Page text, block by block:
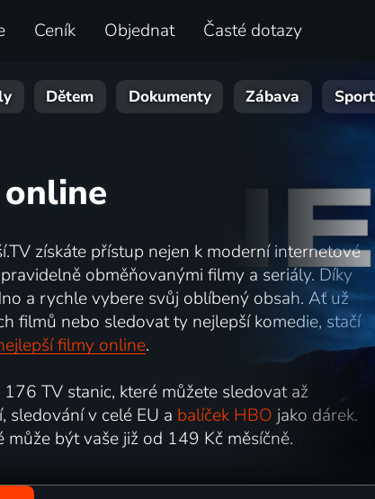
Ceník Objednat Časté dotazy
Dětem Dokumenty Zábava Sport
získáte přístup nejen k moderní internetové
obměňovanými filmy a seriály. Díky
a rychle vybere svůj oblíbený obsah. Ať už
filmů nebo sledovat ty nejlepší komedie, stačí
filmy online.
TV stanic, které můžete sledovat až
sledování v celé EU a balíček HBO jako dárek.
může být vaše již od 149 Kč měsíčně.